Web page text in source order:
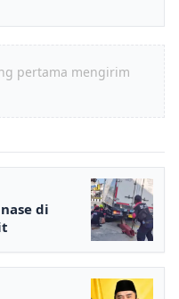
pertama mengirim
di